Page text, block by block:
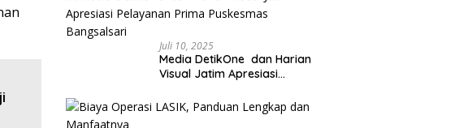
Juli 10, 2025
Media DetikOne dan Harian
Visual Jatim Apresiasi
Bangsalsari